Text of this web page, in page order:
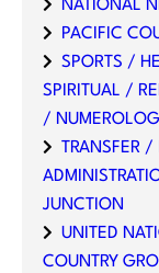
NATIONAL
PACIFIC
SPORTS /
SPIRITUAL /
/
TRANSFER
JUNCTION
UNITED
COUNTRY